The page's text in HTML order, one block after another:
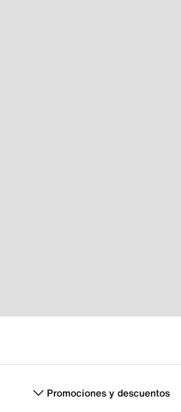
Promociones y descuentos